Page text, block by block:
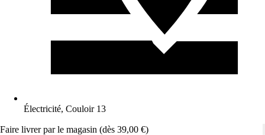
Électricité, Couloir 13
Faire livrer par le magasin (dès 39,00 €)